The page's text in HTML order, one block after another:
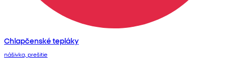
Chlapčenské tepláky
nášivka, prešitie